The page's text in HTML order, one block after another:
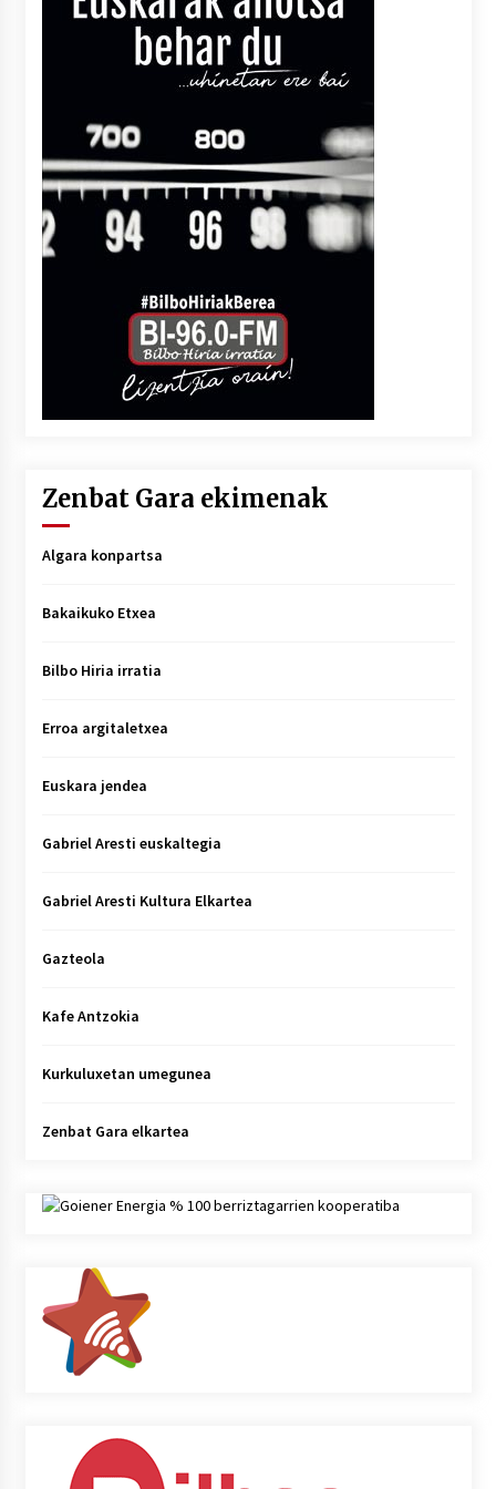
Zenbat Gara ekimenak
Algara konpartsa
Bakaikuko Etxea
Bilbo Hiria irratia
Erroa argitaletxea
Euskara jendea
Gabriel Aresti euskaltegia
Gabriel Aresti Kultura Elkartea
Gazteola
Kafe Antzokia
Kurkuluxetan umegunea
Zenbat Gara elkartea